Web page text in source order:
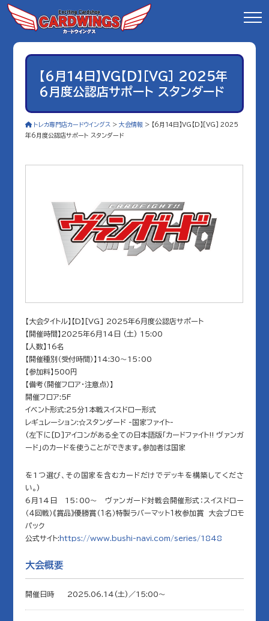
【6月14日】VG【D】[VG] 2025年
6月度公認店サポート スタンダード
トレカ専門店カードウイングス >大会情報 > 【6月14日】VG【D】[VG] 2025
年6月度公認店サポート スタンダード
【大会タイトル】【D】[VG] 2025年6月度公認店サポート
【開催時間】2025年6月14日 (土) 15:00
【人数】16名
【開催種別（受付時間）】14:30～15：00
【参加料】500円
【備考（開催フロア・注意点）】
開催フロア:5F
イベント形式:25分1本戦スイスドロー形式
レギュレーション:☆スタンダード -国家ファイト-
(左下に[D]アイコンがある全ての日本語版「カードファイト!! ヴァンガ
ード」のカードを使うことができます。参加者は国家
を1つ選び、その国家を含むカードだけでデッキを構築してくださ
い。)
6月14日 15：00～ ヴァンガード対戦会開催形式：スイスドロー
（４回戦）《賞品》優勝賞（１名）特製ラバーマット１枚参加賞 大会プロモ
パック
公式サイト: https://www.bushi-navi.com/series/1848
大会概要
開催日時 2025.06.14(土)／15:00〜